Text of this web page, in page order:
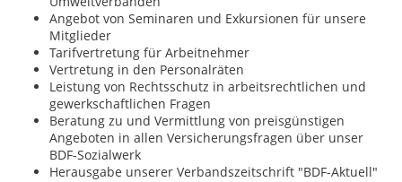
Angebot von Seminaren und Exkursionen für unsere
Mitglieder
Tarifvertretung für Arbeitnehmer
Vertretung in den Personalräten
Leistung von Rechtsschutz in arbeitsrechtlichen und
gewerkschaftlichen Fragen
Beratung zu und Vermittlung von preisgünstigen
Angeboten in allen Versicherungsfragen über unser
BDF-Sozialwerk
Herausgabe unserer Verbandszeitschrift "BDF-Aktuell"